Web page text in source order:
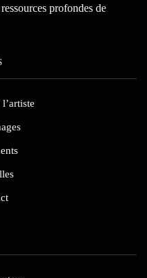
profondes de